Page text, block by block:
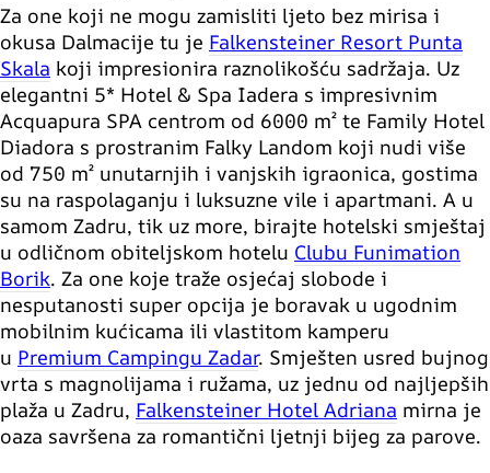
Za one koji ne mogu zamisliti ljeto bez mirisa i
okusa Dalmacije tu je Falkensteiner Resort Punta
Skala koji impresionira raznolikošću sadržaja. Uz
elegantni 5* Hotel & Spa Iadera s impresivnim
Acquapura SPA centrom od 6000 m² te Family Hotel
Diadora s prostranim Falky Landom koji nudi više
od 750 m² unutarnjih i vanjskih igraonica, gostima
su na raspolaganju i luksuzne vile i apartmani. A u
samom Zadru, tik uz more, birajte hotelski smještaj
u odličnom obiteljskom hotelu Clubu Funimation
Borik. Za one koje traže osjećaj slobode i
nesputanosti super opcija je boravak u ugodnim
mobilnim kućicama ili vlastitom kamperu
u Premium Campingu Zadar. Smješten usred bujnog
vrta s magnolijama i ružama, uz jednu od najljepših
plaža u Zadru, Falkensteiner Hotel Adriana mirna je
oaza savršena za romantični ljetnji bijeg za parove.